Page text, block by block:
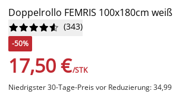
Doppelrollo FEMRIS 100x180cm weiß





 (343)
-50%
17,50 €/STK
Niedrigster 30-Tage-Preis vor Reduzierung: 34,99